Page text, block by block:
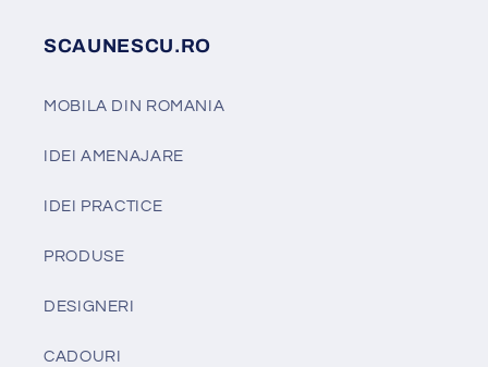
SCAUNESCU.RO
MOBILA DIN ROMANIA
IDEI AMENAJARE
IDEI PRACTICE
PRODUSE
DESIGNERI
CADOURI